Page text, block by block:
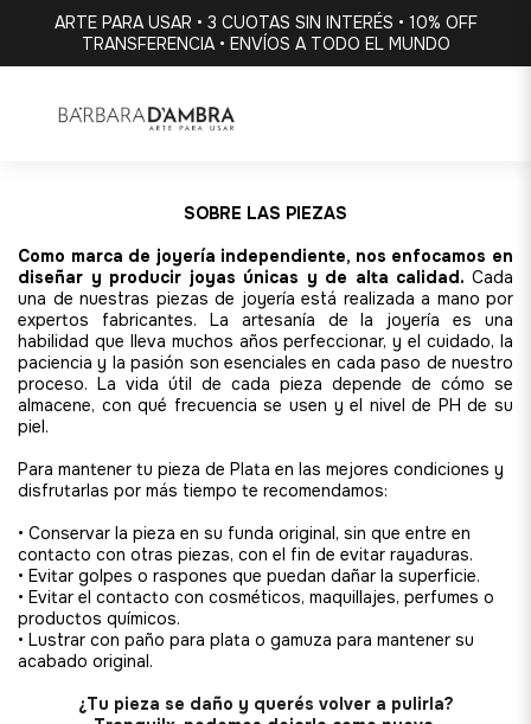
ARTE PARA USAR • 3 CUOTAS SIN INTERÉS • 10% OFF
TRANSFERENCIA • ENVÍOS A TODO EL MUNDO
SOBRE LAS PIEZAS
Como marca de joyería independiente, nos enfocamos en
diseñar y producir joyas únicas y de alta calidad. Cada
una de nuestras piezas de joyería está realizada a mano por
expertos fabricantes. La artesanía de la joyería es una
habilidad que lleva muchos años perfeccionar, y el cuidado, la
paciencia y la pasión son esenciales en cada paso de nuestro
proceso. La vida útil de cada pieza depende de cómo se
almacene, con qué frecuencia se usen y el nivel de PH de su
piel.
Para mantener tu pieza de Plata en las mejores condiciones y
disfrutarlas por más tiempo te recomendamos:
• Conservar la pieza en su funda original, sin que entre en
contacto con otras piezas, con el fin de evitar rayaduras.
• Evitar golpes o raspones que puedan dañar la superficie.
• Evitar el contacto con cosméticos, maquillajes, perfumes o
productos químicos.
• Lustrar con paño para plata o gamuza para mantener su
acabado original.
¿Tu pieza se daño y querés volver a pulirla?